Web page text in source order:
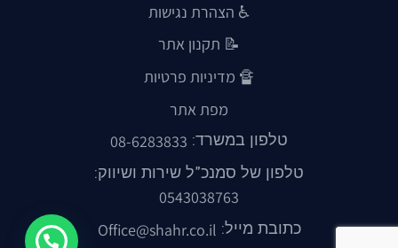
♿ הצהרת נגישות
📝 תקנון אתר
🔏 מדיניות פרטיות
מפת אתר
טלפון במשרד: 08-6283833
טלפון של סמנכ"ל שירות ושיווק:
0543038763
כתובת מייל: Office@shahr.co.il